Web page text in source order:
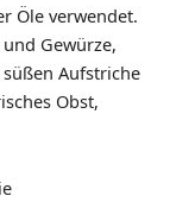
Öle verwendet.
Gewürze,
Aufstriche
Obst,